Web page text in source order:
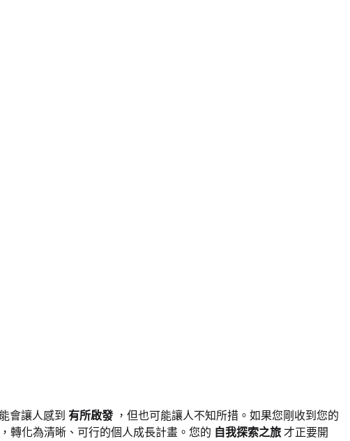
會讓人感到 有所啟發 ，但也可能讓人不知所措。如果您剛收到您的
轉化為清晰、可行的個人成長計畫。您的 自我探索之旅 才正要開